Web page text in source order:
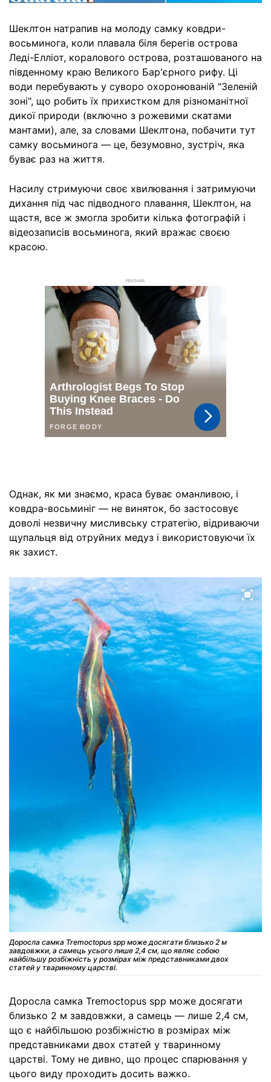
Шеклтон натрапив на молоду самку ковдри-
восьминога, коли плавала біля берегів острова
Леді-Елліот, коралового острова, розташованого на
південному краю Великого Бар'єрного рифу. Ці
води перебувають у суворо охоронюваній "Зеленій
зоні", що робить їх прихистком для різноманітної
дикої природи (включно з рожевими скатами
мантами), але, за словами Шеклтона, побачити тут
самку восьминога — це, безумовно, зустріч, яка
буває раз на життя.
Насилу стримуючи своє хвилювання і затримуючи
дихання під час підводного плавання, Шеклтон, на
щастя, все ж змогла зробити кілька фотографій і
відеозаписів восьминога, який вражає своєю
красою.
РЕКЛАМА
Однак, як ми знаємо, краса буває оманливою, і
ковдра-восьминіг — не виняток, бо застосовує
доволі незвичну мисливську стратегію, відриваючи
щупальця від отруйних медуз і використовуючи їх
як захист.
Доросла самка Tremoctopus spp може досягати близько 2 м
завдовжки, а самець усього лише 2,4 см, що являє собою
найбільшу розбіжність у розмірах між представниками двох
статей у тваринному царстві.
Доросла самка Tremoctopus spp може досягати
близько 2 м завдовжки, а самець — лише 2,4 см,
що є найбільшою розбіжністю в розмірах між
представниками двох статей у тваринному
царстві. Тому не дивно, що процес спарювання у
цього виду проходить досить важко.